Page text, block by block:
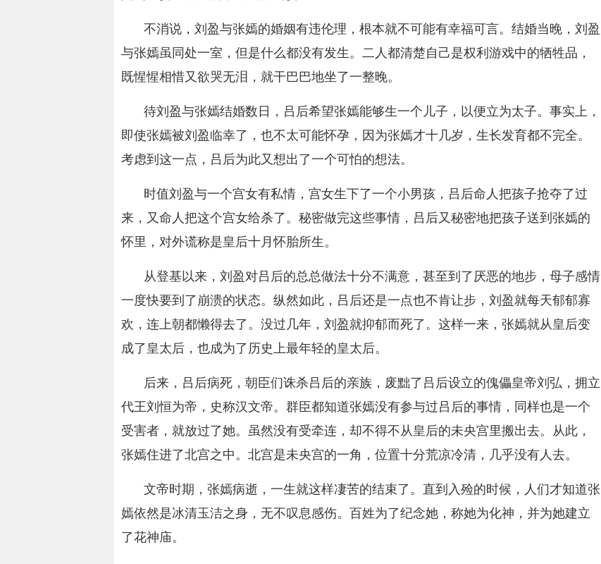
不消说，刘盈与张嫣的婚姻有违伦理，根本就不可能有幸福可言。结婚当晚，刘盈
与张嫣虽同处一室，但是什么都没有发生。二人都清楚自己是权利游戏中的牺牲品，
既惺惺相惜又欲哭无泪，就干巴巴地坐了一整晚。
待刘盈与张嫣结婚数日，吕后希望张嫣能够生一个儿子，以便立为太子。事实上，
即使张嫣被刘盈临幸了，也不太可能怀孕，因为张嫣才十几岁，生长发育都不完全。
考虑到这一点，吕后为此又想出了一个可怕的想法。
时值刘盈与一个宫女有私情，宫女生下了一个小男孩，吕后命人把孩子抢夺了过
来，又命人把这个宫女给杀了。秘密做完这些事情，吕后又秘密地把孩子送到张嫣的
怀里，对外谎称是皇后十月怀胎所生。
从登基以来，刘盈对吕后的总总做法十分不满意，甚至到了厌恶的地步，母子感情
一度快要到了崩溃的状态。纵然如此，吕后还是一点也不肯让步，刘盈就每天郁郁寡
欢，连上朝都懒得去了。没过几年，刘盈就抑郁而死了。这样一来，张嫣就从皇后变
成了皇太后，也成为了历史上最年轻的皇太后。
后来，吕后病死，朝臣们诛杀吕后的亲族，废黜了吕后设立的傀儡皇帝刘弘，拥立
代王刘恒为帝，史称汉文帝。群臣都知道张嫣没有参与过吕后的事情，同样也是一个
受害者，就放过了她。虽然没有受牵连，却不得不从皇后的未央宫里搬出去。从此，
张嫣住进了北宫之中。北宫是未央宫的一角，位置十分荒凉冷清，几乎没有人去。
文帝时期，张嫣病逝，一生就这样凄苦的结束了。直到入殓的时候，人们才知道张
嫣依然是冰清玉洁之身，无不叹息感伤。百姓为了纪念她，称她为化神，并为她建立
了花神庙。